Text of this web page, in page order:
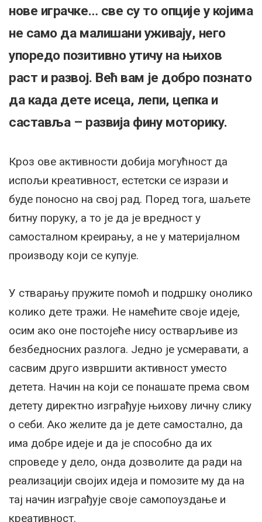
нове играчке… све су то опције у којима
не само да малишани уживају, него
упоредо позитивно утичу на њихов
раст и развој. Већ вам је добро познато
да када дете исеца, лепи, цепка и
саставља – развија фину моторику.
Кроз ове активности добија могућност да
испољи креативност, естетски се изрази и
буде поносно на свој рад. Поред тога, шаљете
битну поруку, а то је да је вредност у
самосталном креирању, а не у материјалном
производу који се купује.
У стварању пружите помоћ и подршку онолико
колико дете тражи. Не намећите своје идеје,
осим ако оне постојеће нису остварљиве из
безбедносних разлога. Једно је усмеравати, а
сасвим друго извршити активност уместо
детета. Начин на који се понашате према свом
детету директно изграђује њихову личну слику
о себи. Ако желите да је дете самостално, да
има добре идеје и да је способно да их
спроведе у дело, онда дозволите да ради на
реализацији својих идеја и помозите му да на
тај начин изграђује своје самопоуздање и
креативност.